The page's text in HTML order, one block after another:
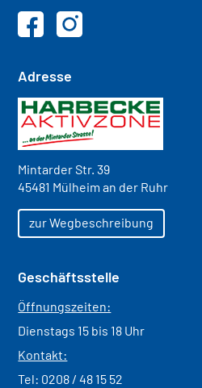
Adresse
Mintarder Str. 39
45481 Mülheim an der Ruhr
zur Wegbeschreibung
Geschäftsstelle
Öffnungszeiten:
Dienstags 15 bis 18 Uhr
Kontakt:
Tel: 0208 / 48 15 52